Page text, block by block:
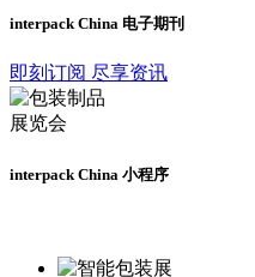
interpack China 电子期刊
即刻订阅 尽享资讯
interpack China 小程序